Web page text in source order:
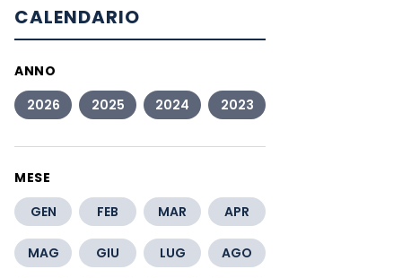
CALENDARIO
ANNO
2026
2025 2024 2023
MESE
GEN
FEB MAR APR
MAG GIU LUG AGO